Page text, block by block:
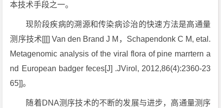
本技术手段之一。
现阶段疾病的溯源和传染病诊治的快速方法是高通量
测序技术[[[] Van den Brand J M，Schapendonk C M, etal.
Metagenomic analysis of the viral flora of pine marrtern a
nd European badger feces[J] .JVirol, 2012,86(4):2360-23
65]]。
随着DNA测序技术的不断的发展与进步，高通量测序